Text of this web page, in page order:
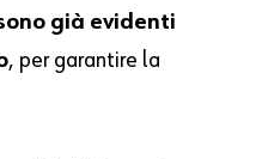
già evidenti
, per garantire la